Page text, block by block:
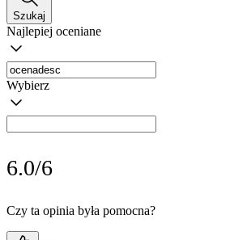
Szukaj
Najlepiej oceniane
Wybierz
6.0/6
Czy ta opinia była pomocna?